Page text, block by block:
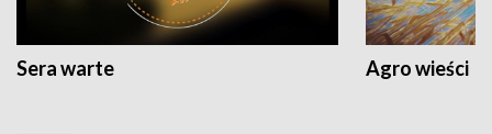
Sera warte Agro wieści